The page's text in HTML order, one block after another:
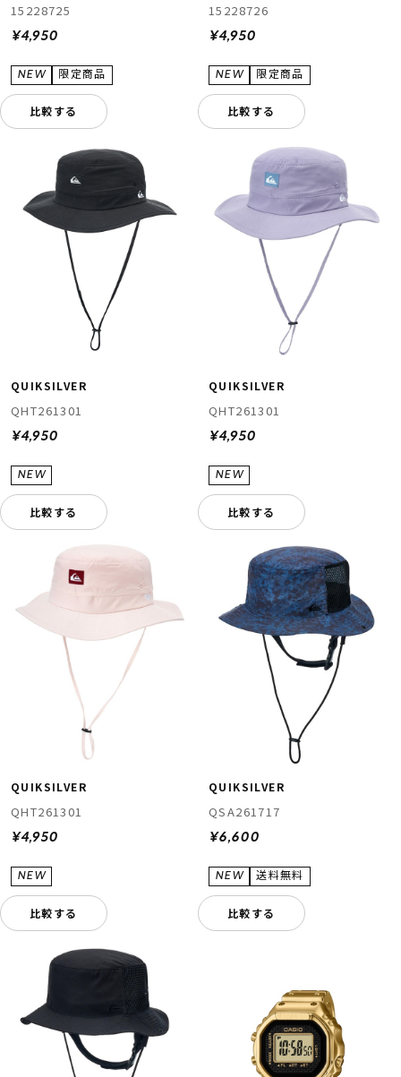
15228725
¥4,950
比較する
15228726
¥4,950
比較する
QUIKSILVER
QHT261301
¥4,950
比較する
QUIKSILVER
QHT261301
¥4,950
比較する
QUIKSILVER
QHT261301
¥4,950
比較する
QUIKSILVER
QSA261717
¥6,600
比較する